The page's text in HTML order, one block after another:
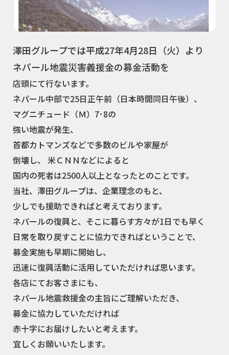
澤田グループでは平成27年4月28日（火）より
ネパール地震災害義援金の募金活動を
店頭にて行ないます。
ネパール中部で25日正午前（日本時間同日午後）、
マグニチュード（Ｍ） 7･8の
強い地震が発生、
首都カトマンズなどで多数のビルや家屋が
倒壊し、 米ＣＮＮなどによると
国内の死者は2500人以上となったとのことです。
当社、澤田グループは、企業理念のもと、
少しでも援助できればと考えております。
ネパールの復興と、そこに暮らす方々が1日でも早く
日常を取り戻すことに協力できればということで、
募金実施も早期に開始し、
迅速に復興活動に活用していただければ思います。
各店にてお客さまにも、
ネパール地震救援金の主旨にご理解いただき、
募金に協力していただければ
赤十字にお届けしたいと考えます。
宜しくお願いいたします。